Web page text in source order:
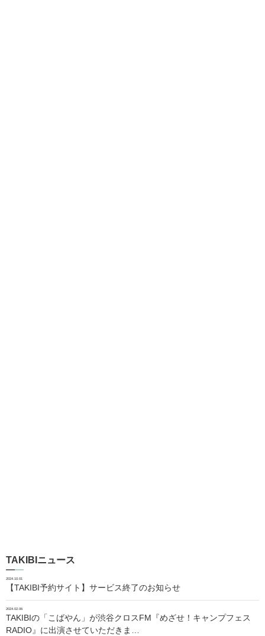
TAKIBIニュース
2024.10.01
【TAKIBI予約サイト】サービス終了のお知らせ
2024.02.06
TAKIBIの「こばやん」が渋谷クロスFM『めざせ！キャンプフェス
RADIO』に出演させていただきま…